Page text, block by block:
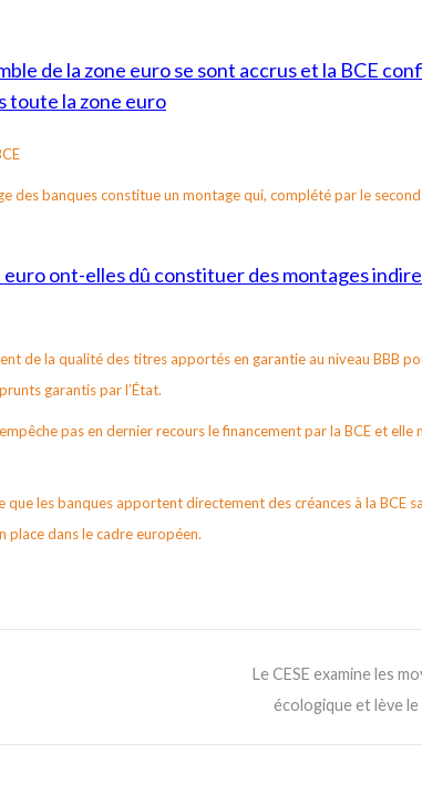
de la zone euro se sont accrus et la BCE
toute la zone euro
des banques constitue un montage qui, complété par le
euro ont-elles dû constituer des montages
de la qualité des titres apportés en garantie au niveau BBB
garantis par l’État.
pas en dernier recours le financement par la BCE et elle
les banques apportent directement des créances à la BCE
dans le cadre européen.
Le CESE examine les
écologique et lève